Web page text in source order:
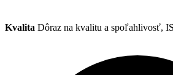
Kvalita Dôraz na kvalitu a spoľahlivosť,